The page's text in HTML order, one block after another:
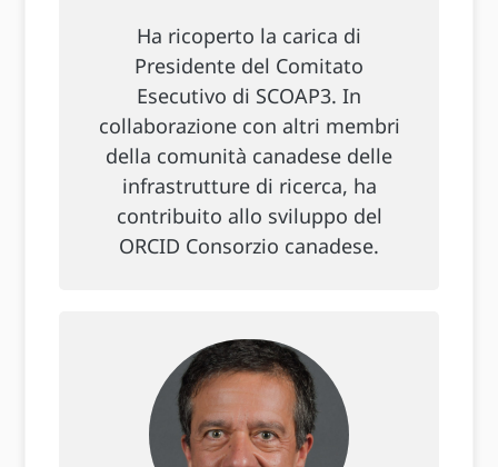
Ha ricoperto la carica di
Presidente del Comitato
Esecutivo di SCOAP3. In
collaborazione con altri membri
della comunità canadese delle
infrastrutture di ricerca, ha
contribuito allo sviluppo del
ORCID Consorzio canadese.